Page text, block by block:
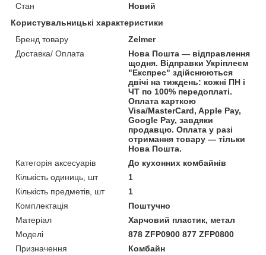
Стан
Новий
Користувальницькі характеристики
Бренд товару
Zelmer
Доставка/ Оплата
Нова Пошта — відправлення
щодня. Відправки Укріплеєм
"Експрес" здійснюються
двічі на тиждень: кожні ПН і
ЧТ по 100% передоплаті.
Оплата карткою
Visa/MasterCard, Apple Pay,
Google Pay, завдяки
продавцю. Оплата у разі
отримання товару — тільки
Нова Пошта.
Категорія аксесуарів
До кухонних комбайнів
Кількість одиниць, шт
1
Кількість предметів, шт
1
Комплектація
Поштучно
Матеріал
Харчовий пластик, метал
Моделі
878 ZFP0900 877 ZFP0800
Призначення
Комбайн